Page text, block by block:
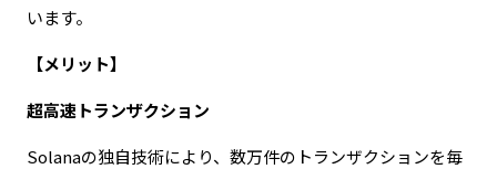
います。
【メリット】
超高速トランザクション
Solanaの独自技術により、数万件のトランザクションを毎